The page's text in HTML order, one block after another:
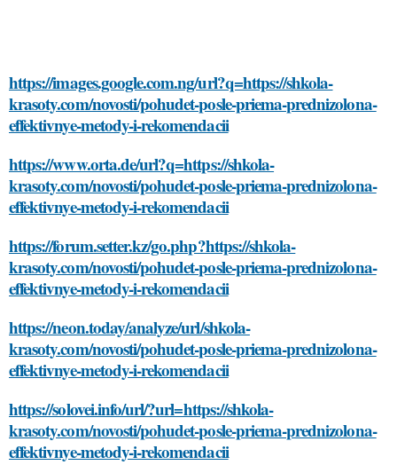
https://images.google.com.ng/url?q=https://shkola-
krasoty.com/novosti/pohudet-posle-priema-prednizolona-
effektivnye-metody-i-rekomendacii
https://www.orta.de/url?q=https://shkola-
krasoty.com/novosti/pohudet-posle-priema-prednizolona-
effektivnye-metody-i-rekomendacii
https://forum.setter.kz/go.php?https://shkola-
krasoty.com/novosti/pohudet-posle-priema-prednizolona-
effektivnye-metody-i-rekomendacii
https://neon.today/analyze/url/shkola-
krasoty.com/novosti/pohudet-posle-priema-prednizolona-
effektivnye-metody-i-rekomendacii
https://solovei.info/url/?url=https://shkola-
krasoty.com/novosti/pohudet-posle-priema-prednizolona-
effektivnye-metody-i-rekomendacii